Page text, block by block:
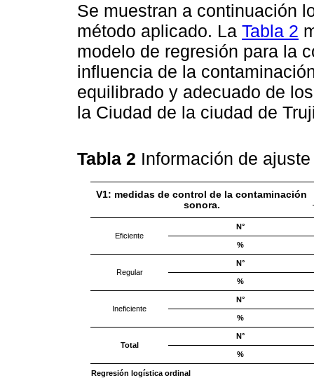
Se muestran a continuación
método aplicado. La Tabla 2
modelo de regresión para la
influencia de la
equilibrado y adecuado de
la Ciudad de la ciudad de
Tabla 2 Información de
V1: medidas de control de la contaminación
sonora.
Eficiente
N°
%
Regular
N°
%
Ineficiente
N°
%
Total
N°
%
Regresión logística ordinal